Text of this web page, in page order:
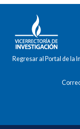
Regresar al Portal de la